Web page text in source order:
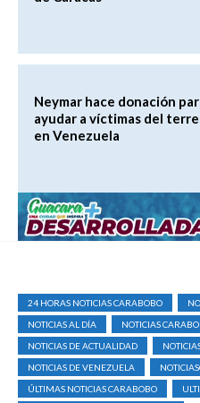
Neymar hace donación
ayudar a víctimas del
en Venezuela
24 HORAS NOTICIAS CARABOBO
NOTICIAS AL DÍA
NOTICIAS
NOTICIAS DE ACTUALIDAD
NOTICIAS DE VENEZUELA
ÚLTIMAS NOTICIAS CARABOBO